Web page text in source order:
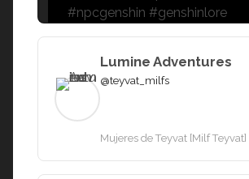
#npcgenshin #genshinlore
Lumine Adventures
@teyvat_milfs
Mujeres de Teyvat [Milf Teyvat]